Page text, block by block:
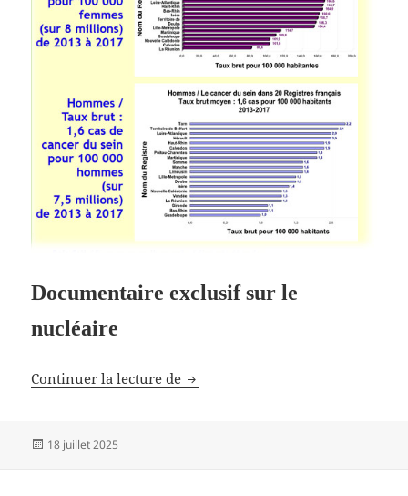
Documentaire exclusif sur le
nucléaire
Continuer la lecture de Comment il va ruiner la France
Publié
18 juillet 2025